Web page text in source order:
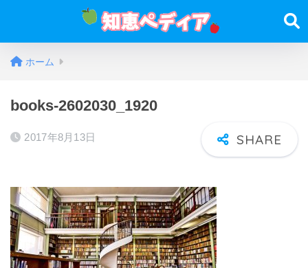
ホーム
books-2602030_1920
2017年8月13日